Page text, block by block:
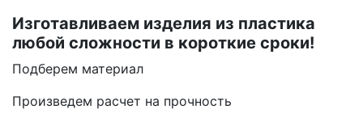
Изготавливаем изделия из пластика
любой сложности в короткие сроки!
Подберем материал
Произведем расчет на прочность